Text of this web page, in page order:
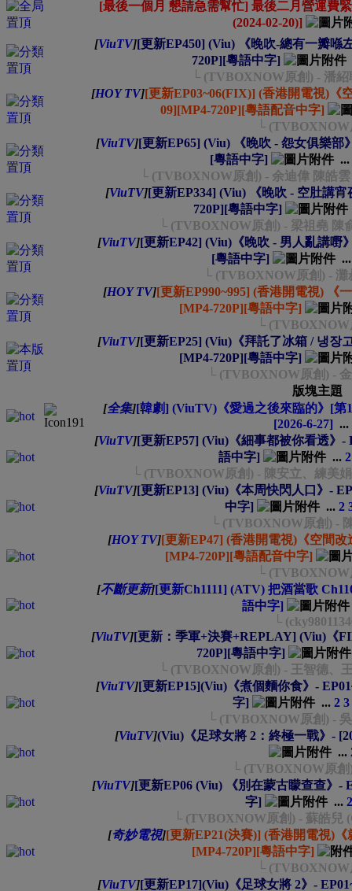
[最後一個月 懇請急需幫忙] 最後二月營運費
(2024-02-20)]
[ViuTV][更新EP450] (Viu) 《晚吹-總有一瓣喺
720P][粵語中字]
└ (TVBOXNOW原創) - 潘
[HOY TV][更新EP03~06(FIX)] (香港開電視)《
09][MP4-720P][粵語配音中字]
└ (TVBOXNOW
[ViuTV][更新EP65] (Viu) 《晚吹 - 怨女俱樂部
[粵語中字]
...
└ (TVBOXNOW原創) - 余迪偉 陳皓
[ViuTV][更新EP334] (Viu) 《晚吹 - 空肚講宵
720P][粵語中字]
└ (TVBOXNOW原創) - 梁祖堯 陳
[ViuTV][更新EP42] (Viu)《晚吹 - 男人亂講嘢
[粵語中字]
└ (TVBOXNOW原創) - 灘
[HOY TV][更新EP990~995] (香港開電視) 《
[MP4-720P][粵語中字]
└ (TVBOXNOW
[ViuTV][更新EP25] (Viu)《拜託了冰箱 / 냉장
[MP4-720P][粵語中字]
└ (TVBOXNOW原創) -
版塊主題
[全集][韓劇] (ViuTV)《愛過之後來臨的》[第
[2026-6-27] ...
[ViuTV][更新EP57] (Viu)《細事都被你看透》-
語中字]
... 2
└ (TVBOXNOW原創) - 陳安立、練美
[ViuTV][更新EP13] (Viu)《本周快閃人口》-
中字]
... 2
└ (TVBOXNOW原創) -
[HOY TV][更新EP47] (香港開電視)《空間改
[MP4-720P][粵語配音中字]
└ (TVBOXNOW
[不斷更新][更新Ch1111] (ATV) 把酒當歌
語中字]
└
[ViuTV][更新：季軍+決賽+REPLAY] (Viu)《
720P][粵語中字]
└ (TVBOXNOW原創) - 王智德、
[ViuTV][更新EP15](Viu)《煮個麵你食》-
字]
... 2 3
└ (TVBOXNOW原創) -
[ViuTV](Viu)《足球女將 2：終極一戰》-
...
└ (TVBOXNOW原創
[ViuTV][更新EP06 (Viu) 《別在蒙古矇查查》-
字]
... 2
└ (TVBOXNOW原創) - 蘇皓兒
[奇妙電視][更新EP21(決賽)] (香港開電視)《
[MP4-720P][粵語中字]
└ (TVBOXNOW
[ViuTV][更新EP17](Viu)《足球女將 2》-